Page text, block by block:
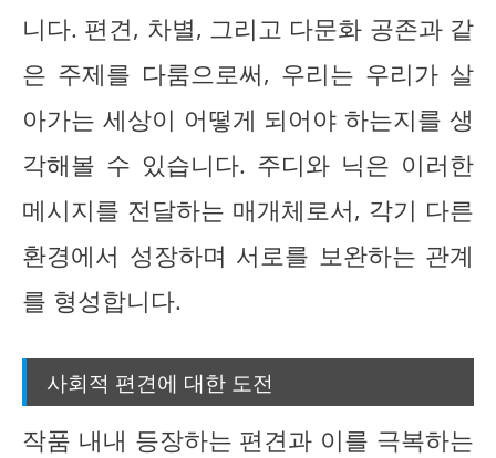
니다. 편견, 차별, 그리고 다문화 공존과 같
은 주제를 다룸으로써, 우리는 우리가 살
아가는 세상이 어떻게 되어야 하는지를 생
각해볼 수 있습니다. 주디와 닉은 이러한
메시지를 전달하는 매개체로서, 각기 다른
환경에서 성장하며 서로를 보완하는 관계
를 형성합니다.
사회적 편견에 대한 도전
작품 내내 등장하는 편견과 이를 극복하는